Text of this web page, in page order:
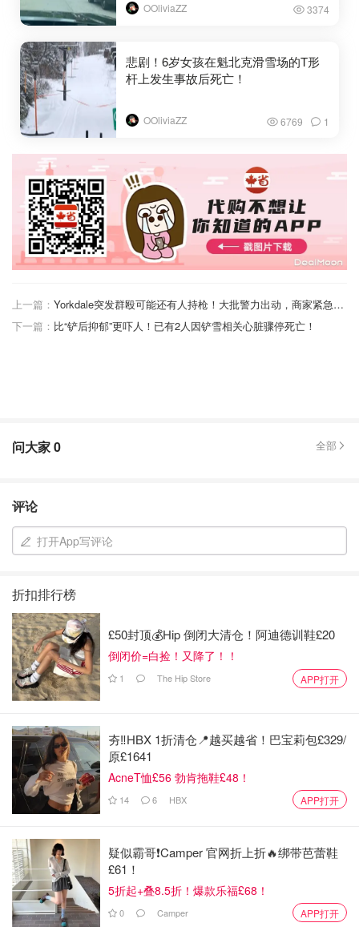
OOliviaZZ 3374
悲剧！6岁女孩在魁北克滑雪场的T形
杆上发生事故后死亡！
OOliviaZZ 6769 1
上一篇：
Yorkdale突发群殴可能还有人持枪！大批警力出动，商家紧急锁店路人惊恐逃离！
下一篇： 比“铲后抑郁”更吓人！已有2人因铲雪相关心脏骤停死亡！
问大家0 全部
评论
打开App写评论
折扣排行榜
£50封顶💰Hip 倒闭大清仓！阿迪德训鞋£20
倒闭价=白捡！又降了！！
1 The Hip Store APP打开
夯‼️HBX 1折清仓📍越买越省！巴宝莉包£329/
原£1641
AcneT恤£56 勃肯拖鞋£48！
14 6 HBX APP打开
疑似霸哥❗️Camper 官网折上折🔥绑带芭蕾鞋
£61！
5折起+叠8.5折！爆款乐福£68！
0 Camper APP打开